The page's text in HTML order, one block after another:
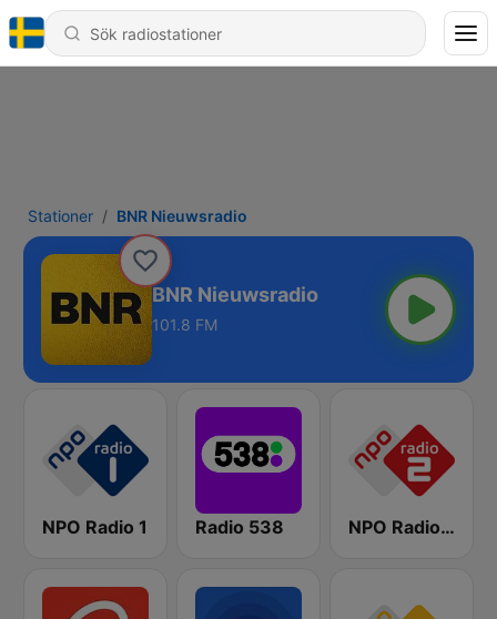
Stationer BNR Nieuwsradio
BNR Nieuwsradio
101.8 FM
NPO Radio 1 Radio 538 NPO Radio 2